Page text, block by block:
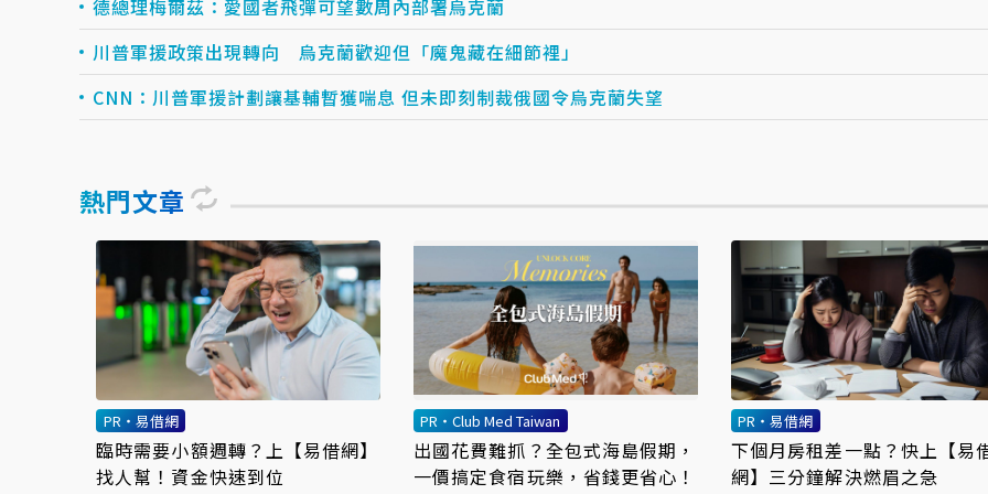
德總理梅爾茲：愛國者飛彈可望數周內部署烏克蘭
川普軍援政策出現轉向 烏克蘭歡迎但「魔鬼藏在細節裡」
CNN：川普軍援計劃讓基輔暫獲喘息 但未即刻制裁俄國令烏克蘭失望
熱門文章
PR・易借網
臨時需要小額週轉？上【易借網】
找人幫！資金快速到位
PR・Club Med Taiwan
出國花費難抓？全包式海島假期，
一價搞定食宿玩樂，省錢更省心！
PR・易借網
下個月房租差一點？快上【易
網】三分鐘解決燃眉之急